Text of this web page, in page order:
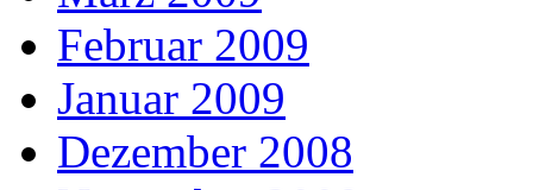
Februar 2009
Januar 2009
Dezember 2008